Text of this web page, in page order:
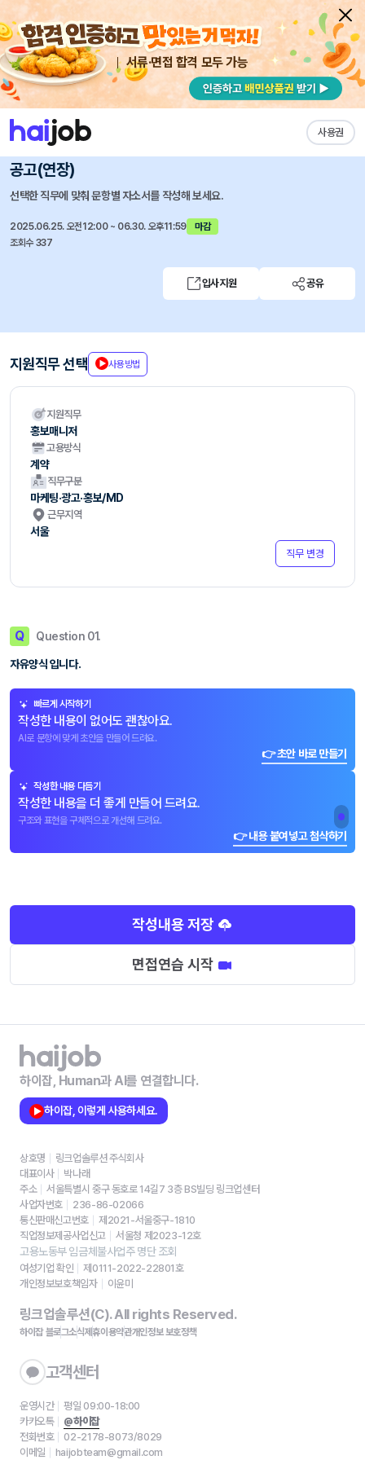
서류·면접 합격 모두 가능
사용권
채용공고 자소서 자유항목 자소서 내 작성목록
국가유산진흥원 즐겨찾기
2025년 궁중문화축전 전문인력(홍보매니저) 공개모집
공고(연장)
선택한 직무에 맞춰 문항별 자소서를 작성해 보세요.
2025.06.25. 오전12:00 ~ 06.30. 오후11:59
마감
조회수 337
입사지원 공유
지원직무 선택 사용방법
지원직무
홍보매니저
고용방식
계약
직무구분
마케팅·광고·홍보/MD
근무지역
서울
직무 변경
Q Question 01.
자유양식 입니다.
빠르게 시작하기
작성한 내용이 없어도 괜찮아요.
AI로 문항에 맞게 초안을 만들어 드려요.
👉 초안 바로 만들기
작성한 내용 다듬기
작성한 내용을 더 좋게 만들어 드려요.
구조와 표현을 구체적으로 개선해 드려요.
👉 내용 붙여넣고 첨삭하기
작성내용 저장
면접연습 시작
하이잡, Human과 AI를 연결합니다.
하이잡, 이렇게 사용하세요.
상호명
링크업솔루션 주식회사
대표이사
박나래
주소
서울특별시 중구 동호로 14길7 3층 BS빌딩 링크업센터
사업자번호
236-86-02066
통신판매신고번호
제2021-서울중구-1810
직업정보제공사업신고
서울청 제2023-12호
고용노동부 임금체불사업주 명단 조회
여성기업 확인
제0111-2022-22801호
개인정보보호책임자
이윤미
링크업솔루션(C). All rights Reserved.
하이잡 블로그소식제휴이용약관개인정보 보호정책
고객센터
운영시간
평일 09:00-18:00
카카오톡
@하이잡
전화번호
02-2178-8073/8029
이메일
haijobteam@gmail.com